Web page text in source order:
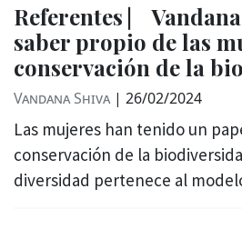
Referentes ⎸
saber propio de las
conservación de la
Vandana Shiva | 26/02/2024
Las mujeres han tenido un
conservación de la
diversidad pertenece al